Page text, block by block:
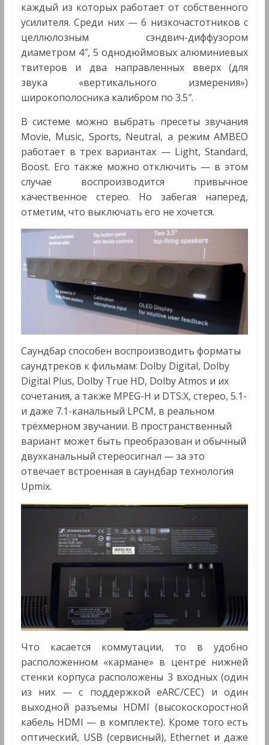
каждый из которых работает от собственного
усилителя. Среди них — 6 низкочастотников с
целлюлозным сэндвич-диффузором
диаметром 4″, 5 однодюймовых алюминиевых
твитеров и два направленных вверх (для
звука «вертикального измерения»)
широкополосника калибром по 3.5″.
В системе можно выбрать пресеты звучания
Movie, Music, Sports, Neutral, а режим AMBEO
работает в трех вариантах — Light, Standard,
Boost. Его также можно отключить — в этом
случае воспроизводится привычное
качественное стерео. Но забегая наперед,
отметим, что выключать его не хочется.
Саундбар способен воспроизводить форматы
саундтреков к фильмам: Dolby Digital, Dolby
Digital Plus, Dolby True HD, Dolby Atmos и их
сочетания, а также MPEG-H и DTS:X, стерео, 5.1-
и даже 7.1-канальный LPCM, в реальном
трёхмерном звучании. В пространственный
вариант может быть преобразован и обычный
двухканальный стереосигнал — за это
отвечает встроенная в саундбар технология
Upmix.
Что касается коммутации, то в удобно
расположенном «кармане» в центре нижней
стенки корпуса расположены 3 входных (один
из них — с поддержкой eARC/CEC) и один
выходной разъемы HDMI (высокоскоростной
кабель HDMI — в комплекте). Кроме того есть
оптический, USB (сервисный), Ethernet и даже